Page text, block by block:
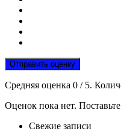
Отправить оценку
Средняя оценка 0 / 5.
Оценок пока нет.
Свежие записи